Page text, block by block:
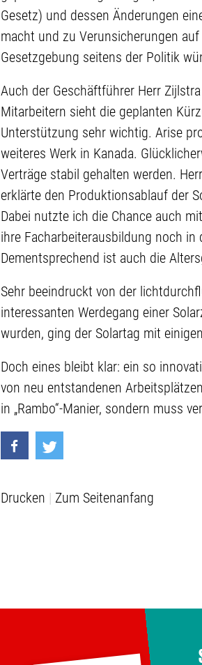
Gesetz) und dessen Änderungen
macht und zu Verunsicherungen
Gesetzgebung seitens der Politik
Auch der Geschäftführer Herr
Mitarbeitern sieht die geplanten
Unterstützung sehr wichtig. Arise
weiteres Werk in Kanada.
Verträge stabil gehalten werden.
erklärte den Produktionsablauf der
Dabei nutzte ich die Chance auch
ihre Facharbeiterausbildung noch
Dementsprechend ist auch die
Sehr beeindruckt von der
interessanten Werdegang einer
wurden, ging der Solartag mit
Doch eines bleibt klar: ein so
von neu entstandenen
in „Rambo“-Manier, sondern muss
Drucken Zum Seitenanfang